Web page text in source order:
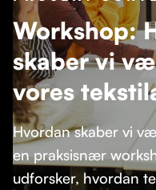
Workshop:
skaber vi
vores
Hvordan skaber vi
en praksisnær
udforsker, hvordan